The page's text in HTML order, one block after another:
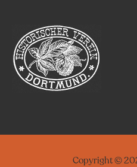
Copyright ©